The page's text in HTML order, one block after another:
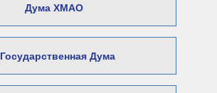
Дума ХМАО
Государственная Дума